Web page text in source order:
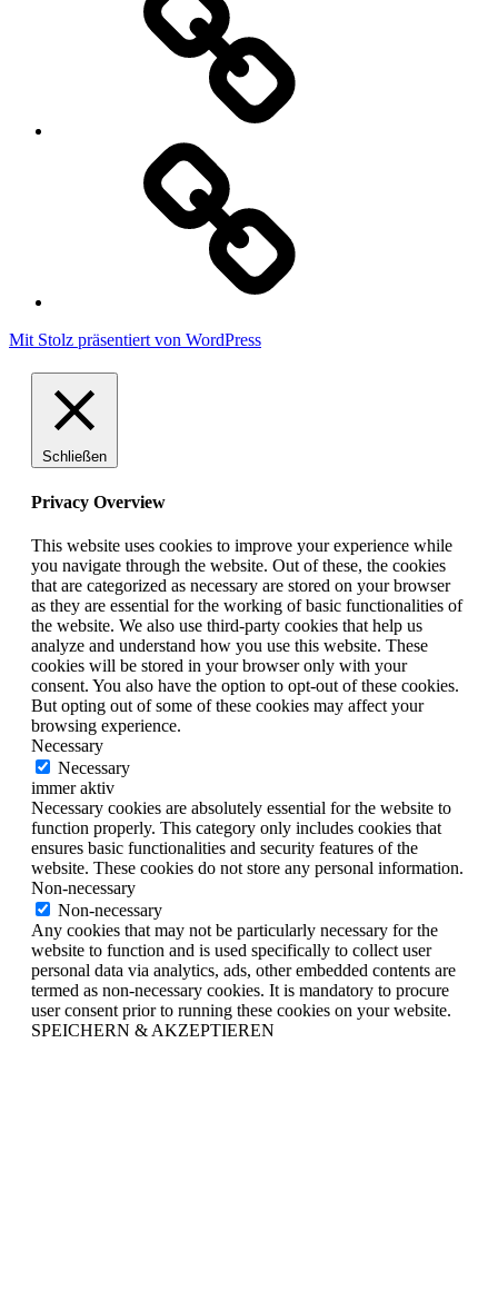
Mit Stolz präsentiert von WordPress
Schließen
Privacy Overview
This website uses cookies to improve your experience while
you navigate through the website. Out of these, the cookies
that are categorized as necessary are stored on your browser
as they are essential for the working of basic functionalities of
the website. We also use third-party cookies that help us
analyze and understand how you use this website. These
cookies will be stored in your browser only with your
consent. You also have the option to opt-out of these cookies.
But opting out of some of these cookies may affect your
browsing experience.
Necessary
Necessary
immer aktiv
Necessary cookies are absolutely essential for the website to
function properly. This category only includes cookies that
ensures basic functionalities and security features of the
website. These cookies do not store any personal information.
Non-necessary
Non-necessary
Any cookies that may not be particularly necessary for the
website to function and is used specifically to collect user
personal data via analytics, ads, other embedded contents are
termed as non-necessary cookies. It is mandatory to procure
user consent prior to running these cookies on your website.
SPEICHERN & AKZEPTIEREN